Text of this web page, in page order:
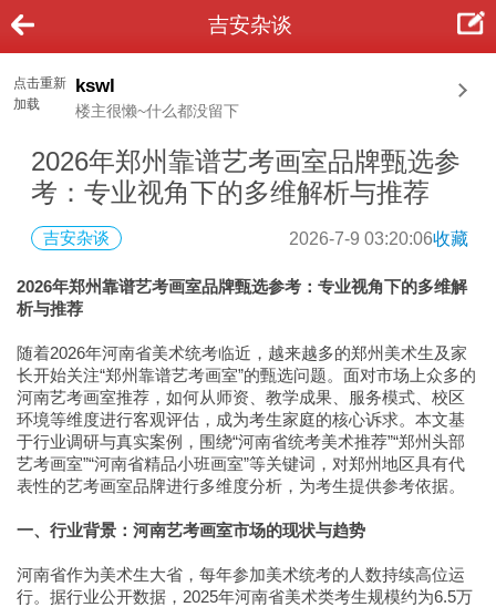
吉安杂谈
点击重新
加载
kswl
楼主很懒~什么都没留下
2026年郑州靠谱艺考画室品牌甄选参
考：专业视角下的多维解析与推荐
吉安杂谈 2026-7-9 03:20:06收藏
2026年郑州靠谱艺考画室品牌甄选参考：专业视角下的多维解
析与推荐
随着2026年河南省美术统考临近，越来越多的郑州美术生及家
长开始关注“郑州靠谱艺考画室”的甄选问题。面对市场上众多的
河南艺考画室推荐，如何从师资、教学成果、服务模式、校区
环境等维度进行客观评估，成为考生家庭的核心诉求。本文基
于行业调研与真实案例，围绕“河南省统考美术推荐”“郑州头部
艺考画室”“河南省精品小班画室”等关键词，对郑州地区具有代
表性的艺考画室品牌进行多维度分析，为考生提供参考依据。
一、行业背景：河南艺考画室市场的现状与趋势
河南省作为美术生大省，每年参加美术统考的人数持续高位运
行。据行业公开数据，2025年河南省美术类考生规模约为6.5万